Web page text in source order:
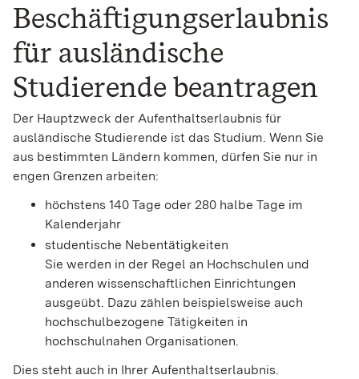
Beschäftigungserlaubnis
für ausländische
Studierende beantragen
Der Hauptzweck der Aufenthaltserlaubnis für
ausländische Studierende ist das Studium. Wenn Sie
aus bestimmten Ländern kommen, dürfen Sie nur in
engen Grenzen arbeiten:
höchstens 140 Tage oder 280 halbe Tage im
Kalenderjahr
studentische Nebentätigkeiten
Sie werden in der Regel an Hochschulen und
anderen wissenschaftlichen Einrichtungen
ausgeübt. Dazu zählen beispielsweise auch
hochschulbezogene Tätigkeiten in
hochschulnahen Organisationen.
Dies steht auch in Ihrer Aufenthaltserlaubnis.